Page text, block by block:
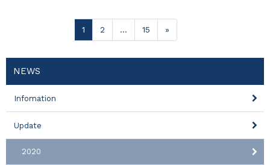
1 2 … 15 »
NEWS
Infomation
Update
2020